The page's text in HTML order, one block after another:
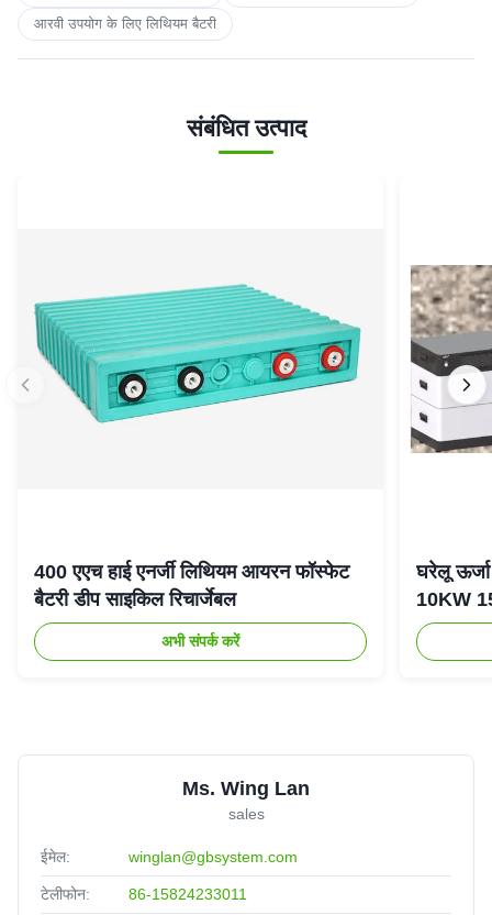
आरवी उपयोग के लिए लिथियम बैटरी
संबंधित उत्पाद
400 एएच हाई एनर्जी लिथियम आयरन फॉस्फेट
बैटरी डीप साइकिल रिचार्जेबल
अभी संपर्क करें
घरेलू
10KW
Ms. Wing Lan
sales
ईमेल: winglan@gbsystem.com
टेलीफोन: 86-15824233011